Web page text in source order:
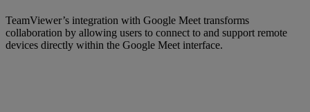
TeamViewer’s integration with Google Meet transforms
collaboration by allowing users to connect to and support remote
devices directly within the Google Meet interface.